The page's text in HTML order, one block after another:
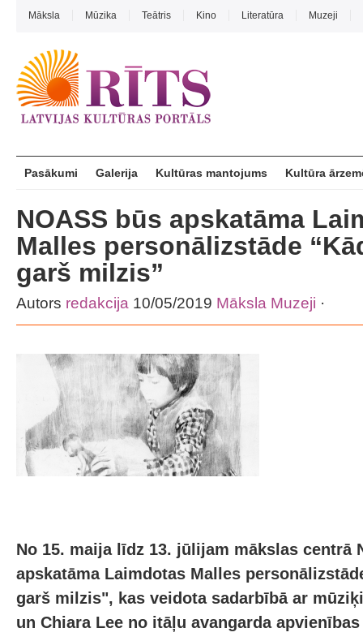
Māksla Mūzika Teātris Kino Literatūra Muzeji
Pasākumi Galerija Kultūras mantojums Kultūra
NOASS būs apskatāma
Malles personālizstāde
garš milzis”
Autors redakcija 10/05/2019 Māksla Muzeji ·
No 15. maija līdz 13. jūlijam mākslas centrā
apskatāma Laimdotas Malles
garš milzis", kas veidota sadarbībā ar
un Chiara Lee no itāļu avangarda